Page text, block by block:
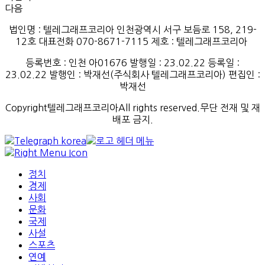
다음
법인명 : 텔레그래프코리아 인천광역시 서구 보듬로 158, 219-
12호 대표전화 070-8671-7115 제호 : 텔레그래프코리아
등록번호 : 인천 아01676 발행일 : 23.02.22 등록일 :
23.02.22 발행인 : 박재선(주식회사텔레그래프코리아) 편집인 :
박재선
Copyright텔레그래프코리아All rights reserved.무단 전재 및 재
배포 금지.
정치
경제
사회
문화
국제
사설
스포츠
연예